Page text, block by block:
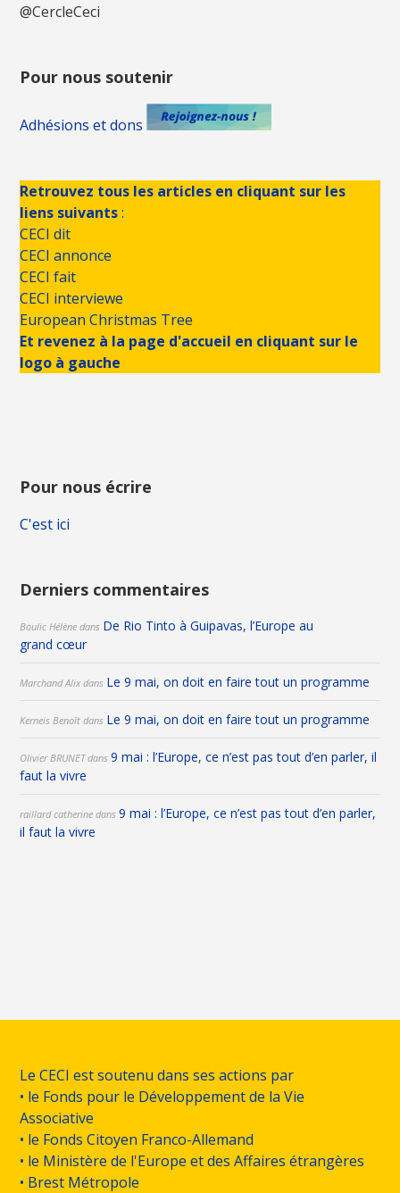
@CercleCeci
Pour nous soutenir
Adhésions et dons
Retrouvez tous les articles en cliquant sur les
liens suivants:
CECI dit
CECI annonce
CECI fait
CECI interviewe
European Christmas Tree
Et revenez à la page d'accueil en cliquant sur le
logo à gauche
Pour nous écrire
C'est ici
Derniers commentaires
Boulic Hélène dans De Rio Tinto à Guipavas, l’Europe au
grand cœur
Marchand Alix dans Le 9 mai, on doit en faire tout un programme
Kerneis Benoît dans Le 9 mai, on doit en faire tout un programme
Olivier BRUNETdans9 mai : l’Europe, ce n’est pas tout d’en parler, il
faut la vivre
raillard catherine dans9 mai : l’Europe, ce n’est pas tout d’en parler,
il faut la vivre
Le CECI est soutenu dans ses actions par
• le Fonds pour le Développement de la Vie
Associative
• le Fonds Citoyen Franco-Allemand
• le Ministère de l'Europe et des Affaires étrangères
• Brest Métropole